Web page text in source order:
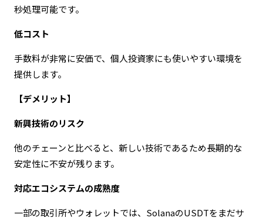
秒処理可能です。
低コスト
手数料が非常に安価で、個人投資家にも使いやすい環境を
提供します。
【デメリット】
新興技術のリスク
他のチェーンと比べると、新しい技術であるため長期的な
安定性に不安が残ります。
対応エコシステムの成熟度
一部の取引所やウォレットでは、SolanaのUSDTをまだサ